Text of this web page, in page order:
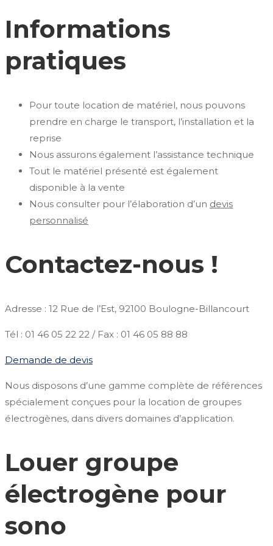
Informations
pratiques
Pour toute location de matériel, nous pouvons
prendre en charge le transport, l’installation et la
reprise
Nous assurons également l’assistance technique
Tout le matériel présenté est également
disponible à la vente
Nous consulter pour l’élaboration d’un devis
personnalisé
Contactez-nous !
Adresse : 12 Rue de l’Est, 92100 Boulogne-Billancourt
Tél : 01 46 05 22 22 / Fax : 01 46 05 88 88
Demande de devis
Nous disposons d’une gamme complète de références
spécialement conçues pour la location de groupes
électrogènes, dans divers domaines d’application.
Louer groupe
électrogène pour
sono